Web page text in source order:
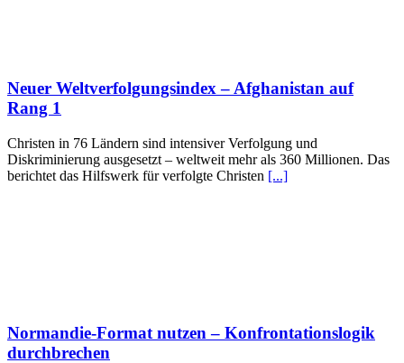
Neuer Weltverfolgungsindex – Afghanistan auf
Rang 1
Christen in 76 Ländern sind intensiver Verfolgung und
Diskriminierung ausgesetzt – weltweit mehr als 360 Millionen. Das
berichtet das Hilfswerk für verfolgte Christen [...]
Normandie-Format nutzen – Konfrontationslogik
durchbrechen